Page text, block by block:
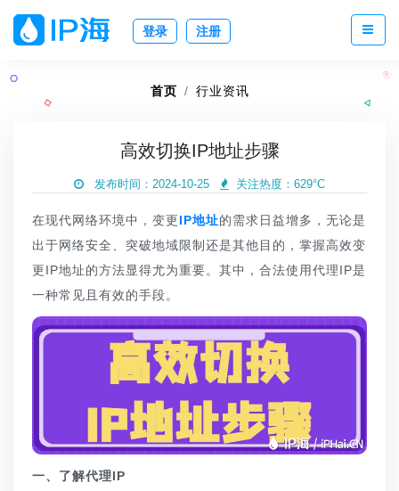
登录 注册
首页 行业资讯
高效切换IP地址步骤
发布时间：2024-10-25 关注热度： 629°C
在现代网络环境中，变更IP地址的需求日益增多，无论是
出于网络安全、突破地域限制还是其他目的，掌握高效变
更IP地址的方法显得尤为重要。其中，合法使用代理IP是
一种常见且有效的手段。
一、了解代理IP